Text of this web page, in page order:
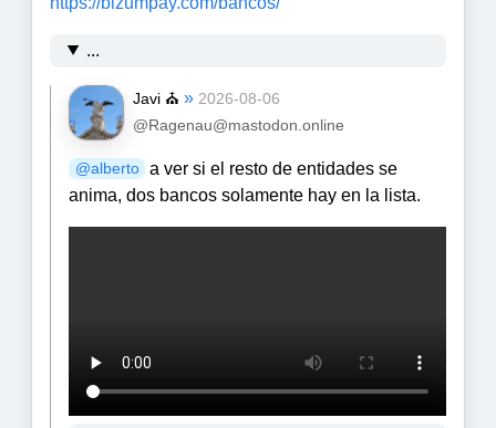
...
Javi ⛪️ » 2026-08-06
@Ragenau@mastodon.online
@alberto a ver si el resto de entidades se
anima, dos bancos solamente hay en la lista.